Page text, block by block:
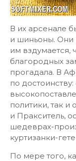
В их арсенале
и шиньоны. Они
им вздумается,
благородных
прогадала. В
по
политики, так и
и Пракситель,
шедеврах-
куртизанки-
По мере того,